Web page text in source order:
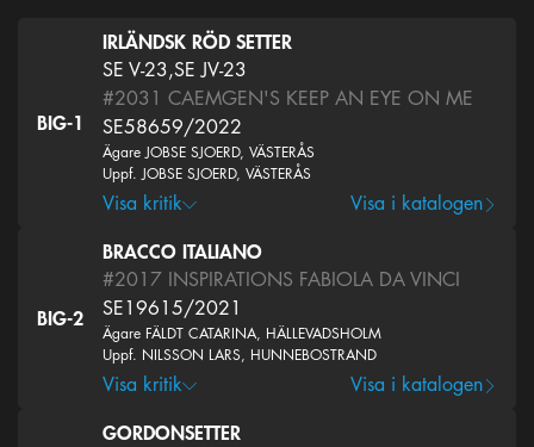
BIG-1
IRLÄNDSK RÖD SETTER
SE V-23,SE JV-23
#2031 CAEMGEN'S KEEP AN EYE ON ME
SE58659/2022
Ägare JOBSE SJOERD, VÄSTERÅS
Uppf. JOBSE SJOERD, VÄSTERÅS
Visa kritik Visa i katalogen
BIG-2
BRACCO ITALIANO
#2017 INSPIRATIONS FABIOLA DA VINCI
SE19615/2021
Ägare FÄLDT CATARINA, HÄLLEVADSHOLM
Uppf. NILSSON LARS, HUNNEBOSTRAND
Visa kritik Visa i katalogen
GORDONSETTER